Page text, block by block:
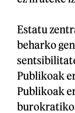
Estatu
beharko
Publikoak
Publikoak